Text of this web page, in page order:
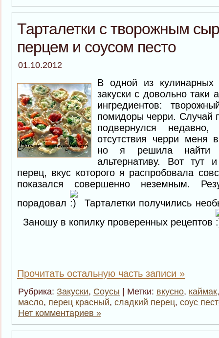
Тарталетки с творожным
перцем и соусом песто
01.10.2012
В одной из
закуски с довольно таки
ингредиентов:
помидоры черри. Случай
подвернулся
отсутствия черри меня
но я решила найти
альтернативу. Вот тут
перец, вкус которого я распробовала
показался совершенно неземным.
порадовал
Тарталетки получились
Заношу в копилку проверенных рецептов
Прочитать остальную часть записи »
Рубрика: Закуски, Соусы | Метки: вкусно, каймак
масло, перец красный, сладкий перец, соус
Нет комментариев »